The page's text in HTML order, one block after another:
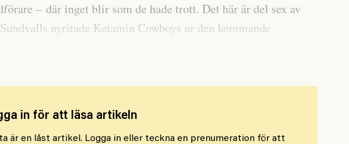
– där inget blir som de hade trott. Det här är del sex av
nyritade Ketamin Cowboys ur den kommande
in för att läsa artikeln
är en låst artikel. Logga in eller teckna en prenumeration för att